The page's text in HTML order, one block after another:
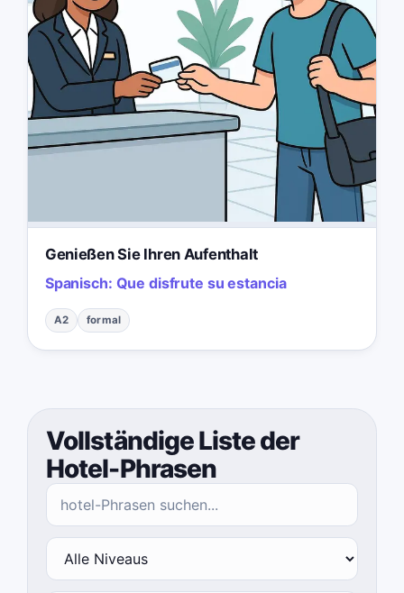
Genießen Sie Ihren Aufenthalt
Spanisch: Que disfrute su estancia
A2 formal
Vollständige Liste der
Hotel-Phrasen